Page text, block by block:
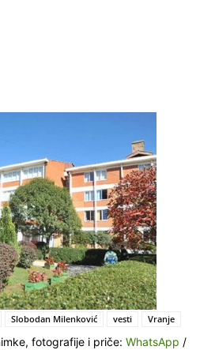
Slobodan Milenković vesti Vranje
fotografije i priče: WhatsApp /